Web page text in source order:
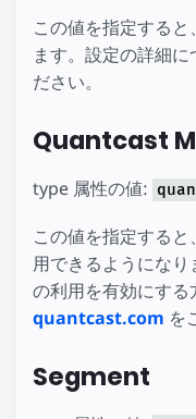
この値を指定する
ます。設定の詳細に
ださい。
Quantcast
type 属性の値:
この値を指定する
用できるようにな
の利用を有効にする
quantcast.com を
Segment